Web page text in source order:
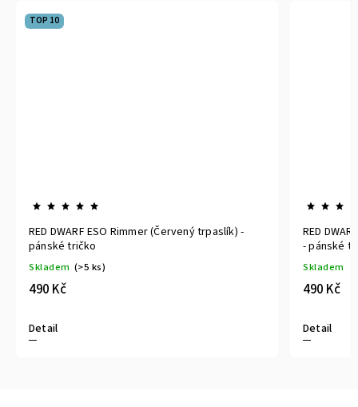
RED DWARF Rimmer hologram (Červený trpaslík)
- pánské tričko
Skladem
490 Kč
Detail
RED
490
Detail